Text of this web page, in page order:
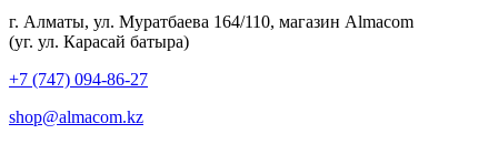
г. Алматы, ул. Муратбаева 164/110, магазин Almacom
(уг. ул. Карасай батыра)
+7 (747) 094-86-27
shop@almacom.kz